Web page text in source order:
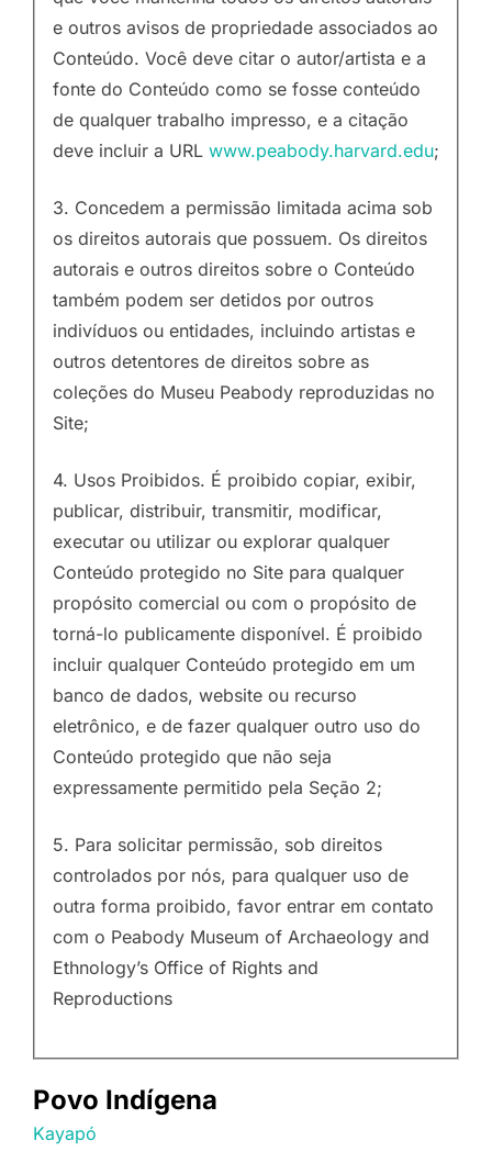
e outros avisos de propriedade associados ao
Conteúdo. Você deve citar o autor/artista e a
fonte do Conteúdo como se fosse conteúdo
de qualquer trabalho impresso, e a citação
deve incluir a URL www.peabody.harvard.edu;
3. Concedem a permissão limitada acima sob
os direitos autorais que possuem. Os direitos
autorais e outros direitos sobre o Conteúdo
também podem ser detidos por outros
indivíduos ou entidades, incluindo artistas e
outros detentores de direitos sobre as
coleções do Museu Peabody reproduzidas no
Site;
4. Usos Proibidos. É proibido copiar, exibir,
publicar, distribuir, transmitir, modificar,
executar ou utilizar ou explorar qualquer
Conteúdo protegido no Site para qualquer
propósito comercial ou com o propósito de
torná-lo publicamente disponível. É proibido
incluir qualquer Conteúdo protegido em um
banco de dados, website ou recurso
eletrônico, e de fazer qualquer outro uso do
Conteúdo protegido que não seja
expressamente permitido pela Seção 2;
5. Para solicitar permissão, sob direitos
controlados por nós, para qualquer uso de
outra forma proibido, favor entrar em contato
com o Peabody Museum of Archaeology and
Ethnology’s Office of Rights and
Reproductions
Povo Indígena
Kayapó